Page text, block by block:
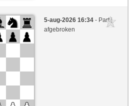
(1365) (-23)
5-aug-2026 16:34- Partij
afgebroken